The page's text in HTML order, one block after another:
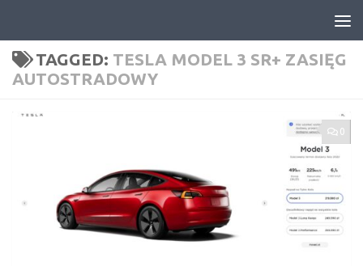
TAGGED: TESLA MODEL 3 SR+ ZASIĘG
AUTOSTRADOWY
0